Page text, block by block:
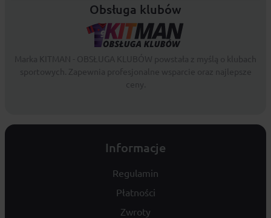
Obsługa klubów
Informacje
Regulamin
Płatności
Zwroty